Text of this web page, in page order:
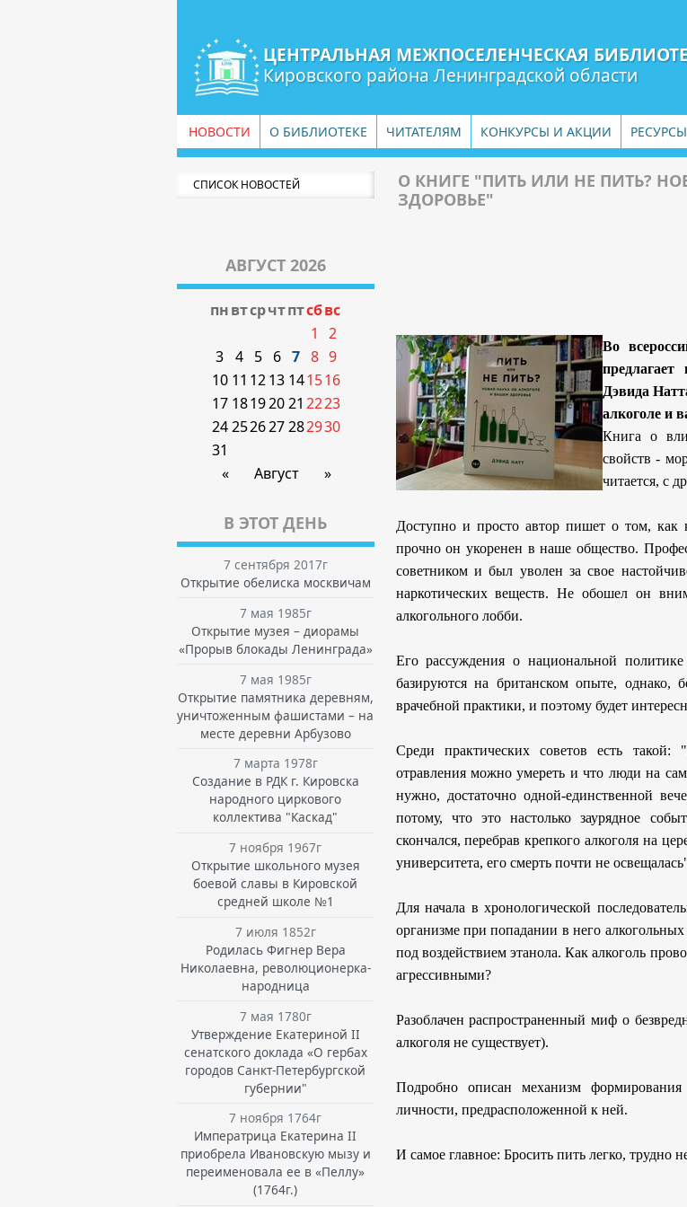
ЦЕНТРАЛЬНАЯ МЕЖПОСЕЛЕНЧЕСКАЯ
Кировского района Ленинградской области
НОВОСТИ О БИБЛИОТЕКЕ ЧИТАТЕЛЯМ КОНКУРСЫ И АКЦИИ РЕСУРСЫ
СПИСОК НОВОСТЕЙ
АВГУСТ 2026
пнвтсрчтптсбвс
1
2
3
4 5 6 7 8 9
10 11 1213 141516
17 18192021 2223
24252627282930
31
«
Август »
В ЭТОТ ДЕНЬ
7 сентября 2017г
Открытие обелиска москвичам
7 мая 1985г
Открытие музея – диорамы
«Прорыв блокады Ленинграда»
7 мая 1985г
Открытие памятника деревням,
уничтоженным фашистами – на
месте деревни Арбузово
7 марта 1978г
Создание в РДК г. Кировска
народного циркового
коллектива "Каскад"
7 ноября 1967г
Открытие школьного музея
боевой славы в Кировской
средней школе №1
7 июля 1852г
Родилась Фигнер Вера
Николаевна, революционерка-
народница
7 мая 1780г
Утверждение Екатериной II
сенатского доклада «О гербах
городов Санкт-Петербургской
губернии"
7 ноября 1764г
Императрица Екатерина II
приобрела Ивановскую мызу и
переименовала ее в «Пеллу»
(1764г.)
О КНИГЕ "ПИТЬ ИЛИ НЕ ПИТЬ?
ЗДОРОВЬЕ"
Во
Дэвида
алкоголе и
Книга о
свойств -
читается, с
Доступно и просто автор пишет о том, как
прочно он укоренен в наше общество.
советником и был уволен за свое
наркотических веществ. Не обошел он
алкогольного лобби.
Его рассуждения о национальной
базируются на британском опыте, однако,
врачебной практики, и поэтому будет
Среди практических советов есть такой:
отравления можно умереть и что люди на
нужно, достаточно одной-единственной
потому, что это настолько заурядное
скончался, перебрав крепкого алкоголя на
университета, его смерть почти не
Для начала в хронологической
организме при попадании в него
под воздействием этанола. Как алкоголь
агрессивными?
Разоблачен распространенный миф о
алкоголя не существует).
Подробно описан механизм формирования
личности, предрасположенной к ней.
И самое главное: Бросить пить легко, трудно